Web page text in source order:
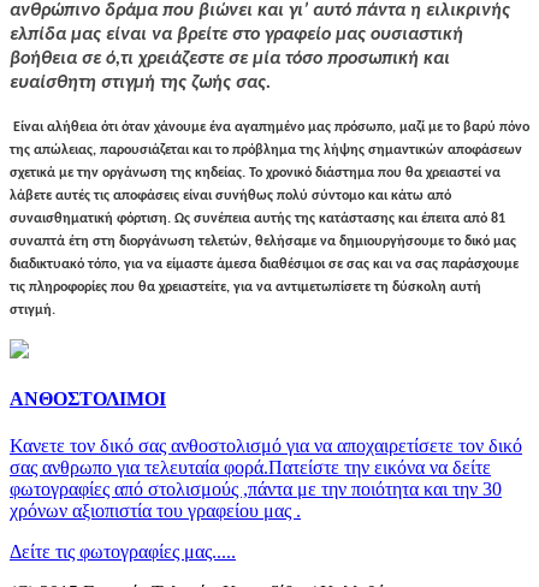
ανθρώπινο δράμα που βιώνει και γι’ αυτό πάντα η ειλικρινής
ελπίδα μας είναι να βρείτε στο γραφείο μας ουσιαστική
βοήθεια σε ό,τι χρειάζεστε σε μία τόσο προσωπική και
ευαίσθητη στιγμή της ζωής σας.
Είναι αλήθεια ότι όταν χάνουμε ένα αγαπημένο μας πρόσωπο, μαζί με το βαρύ πόνο
της απώλειας, παρουσιάζεται και το πρόβλημα της λήψης σημαντικών αποφάσεων
σχετικά με την οργάνωση της κηδείας. Το χρονικό διάστημα που θα χρειαστεί να
λάβετε αυτές τις αποφάσεις είναι συνήθως πολύ σύντομο και κάτω από
συναισθηματική φόρτιση. Ως συνέπεια αυτής της κατάστασης και έπειτα από 81
συναπτά έτη στη διοργάνωση τελετών, θελήσαμε να δημιουργήσουμε το δικό μας
διαδικτυακό τόπο, για να είμαστε άμεσα διαθέσιμοι σε σας και να σας παράσχουμε
τις πληροφορίες που θα χρειαστείτε, για να αντιμετωπίσετε τη δύσκολη αυτή
στιγμή.
ΑΝΘΟΣΤΟΛΙΜΟΙ
Κανετε τον δικό σας ανθοστολισμό για να αποχαιρετίσετε τον δικό
σας ανθρωπο για τελευταία φορά.Πατείστε την εικόνα να δείτε
φωτογραφίες από στολισμούς ,πάντα με την ποιότητα και την 30
χρόνων αξιοπιστία του γραφείου μας .
Δείτε τις φωτογραφίες μας.....